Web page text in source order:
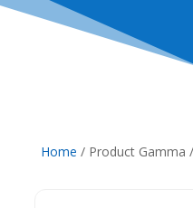
Home / Product Gamma